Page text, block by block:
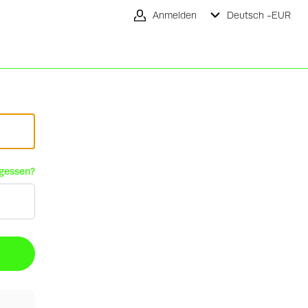
Anmelden Deutsch -EUR